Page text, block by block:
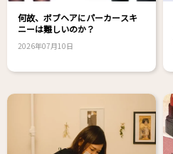
何故、ボブヘアにパーカースキ
ニーは難しいのか？
2026年07月10日